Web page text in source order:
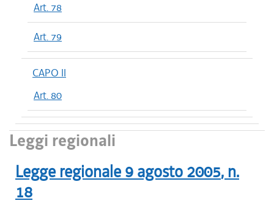
Art. 78
Art. 79
CAPO II
Art. 80
Leggi regionali
Legge regionale 9 agosto 2005, n.
18